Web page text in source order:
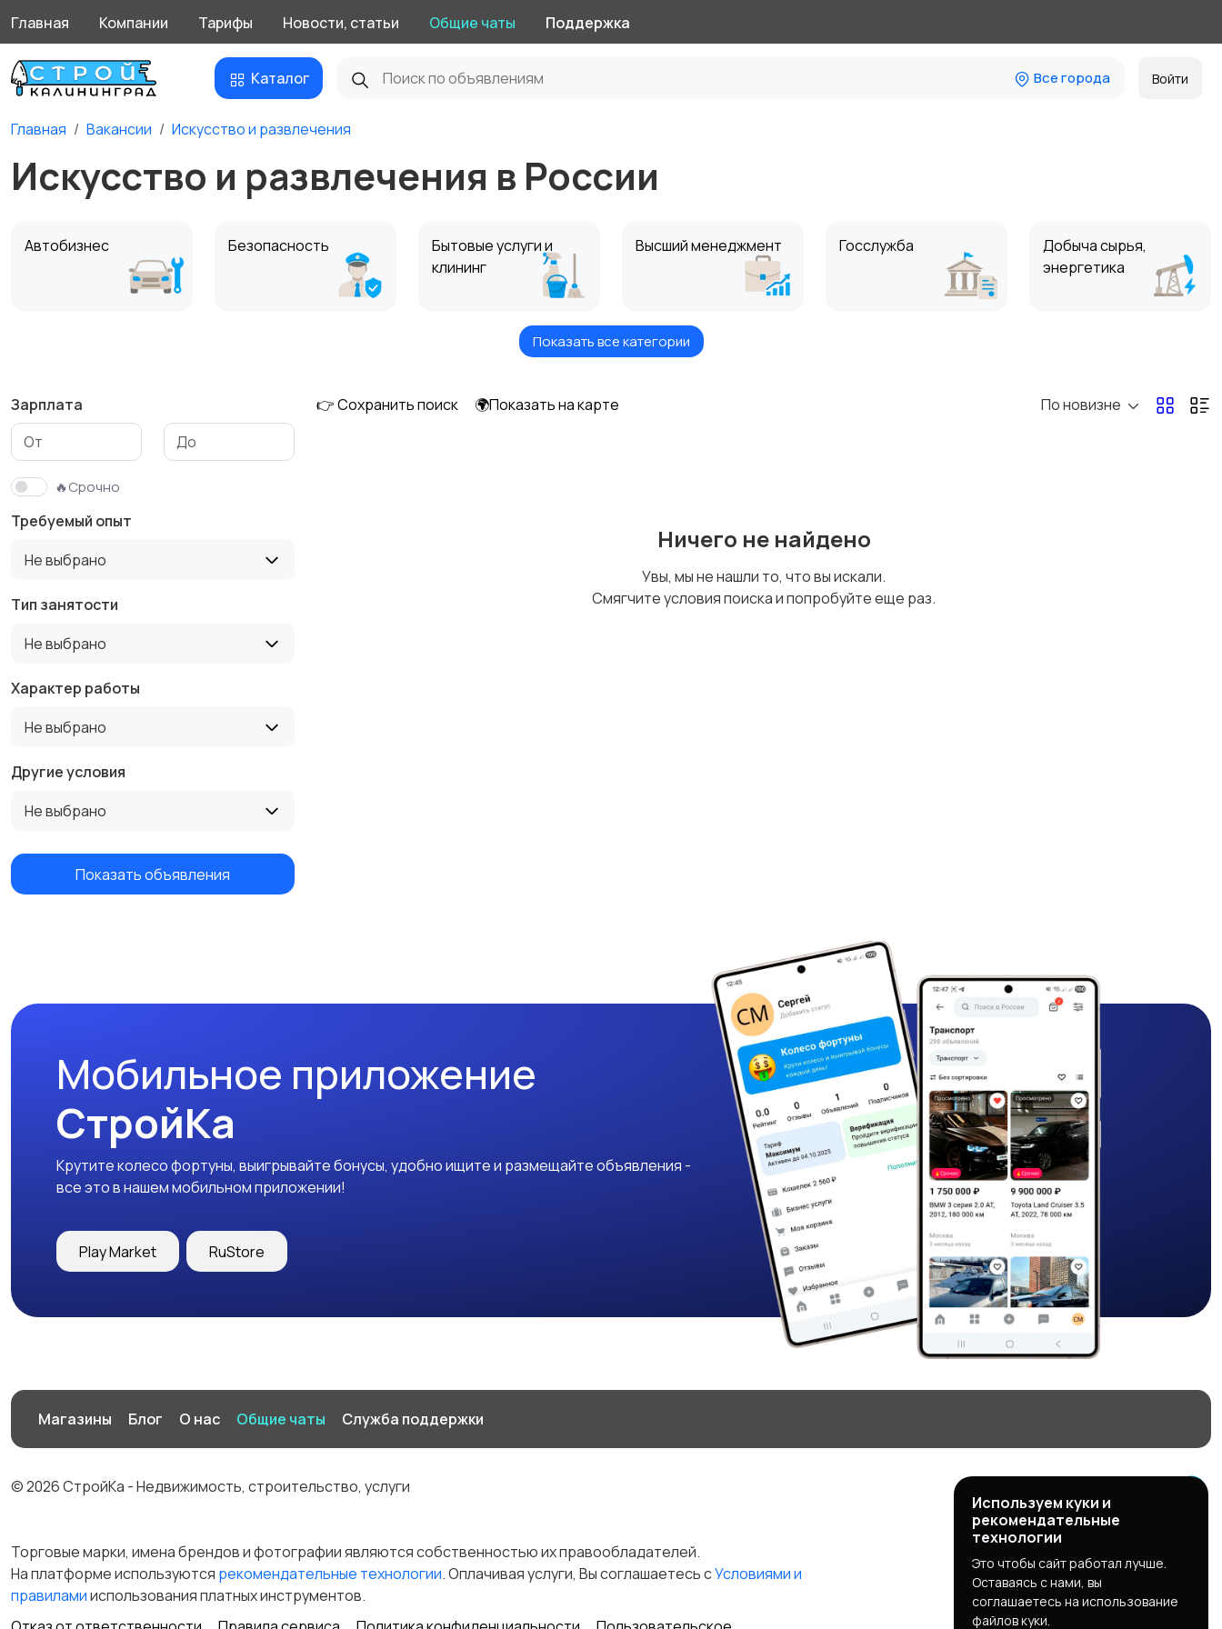
Главная Компании Тарифы Новости, статьи Общие чаты Поддержка
Каталог Все города Войти
Главная Вакансии Искусство и развлечения
Искусство и развлечения в России
Автобизнес Безопасность
Бытовые услуги и
клининг
Высший менеджмент Госслужба
Добыча сырья,
энергетика
Информационные
Искусство и
Начало карьеры
Производство
Рестораны и
Показать все категории
Зарплата
🔥Срочно
Требуемый опыт
Не выбрано
Тип занятости
Не выбрано
Характер работы
Не выбрано
Другие условия
Не выбрано
Показать объявления
👉 Сохранить поиск 🌍Показать на карте По новизне
Ничего не найдено
Увы, мы не нашли то, что вы искали.
Смягчите условия поиска и попробуйте еще раз.
Мобильное приложение
СтройКа
Крутите колесо фортуны, выигрывайте бонусы, удобно ищите и размещайте объявления -
все это в нашем мобильном приложении!
Play Market RuStore
Магазины Блог О нас Общие чаты Служба поддержки
© 2026 СтройКа - Недвижимость, строительство, услуги
Торговые марки, имена брендов и фотографии являются собственностью их правообладателей.
На платформе используются рекомендательные технологии. Оплачивая услуги, Вы соглашаетесь cУсловиями и
правиламииспользования платных инструментов.
Используем куки и
рекомендательные
технологии
Это чтобы сайт работал лучше.
Оставаясь с нами, вы
соглашаетесь на использование
файлов куки.